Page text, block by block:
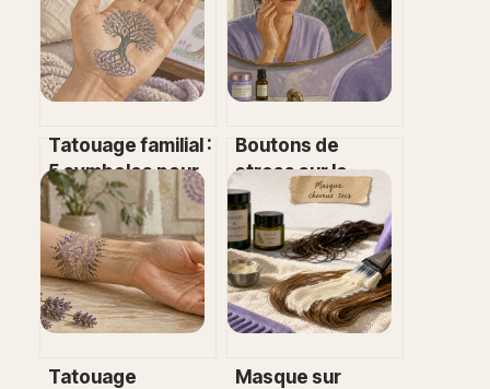
Tatouage familial :
5 symboles pour
ancrer vos
racines et
célébrer votre
clan
Boutons de
stress sur le
visage : 3
solutions
concrètes pour
apaiser votre
peau
Tatouage
Masque sur